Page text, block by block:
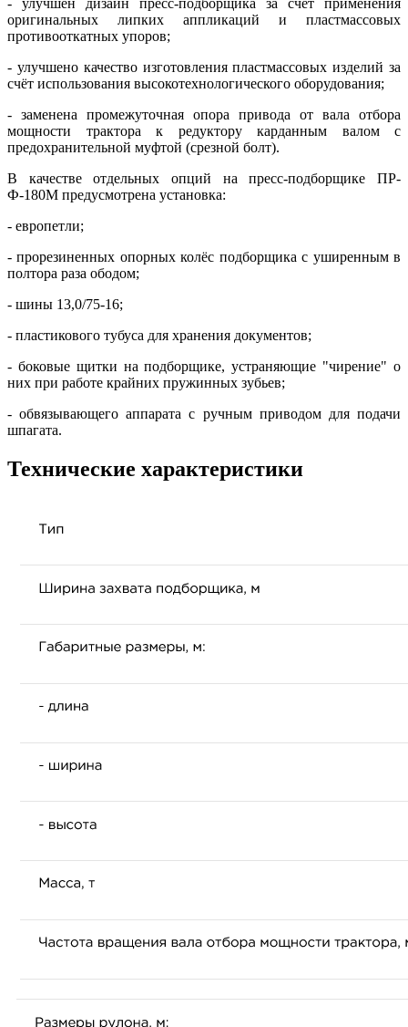
оригинальных липких аппликаций и пластмассовых
противооткатных упоров;
- улучшено качество изготовления пластмассовых изделий за
счёт использования высокотехнологического оборудования;
- заменена промежуточная опора привода от вала отбора
мощности трактора к редуктору карданным валом с
предохранительной муфтой (срезной болт).
В качестве отдельных опций на пресс-подборщике ПР-
Ф-180М предусмотрена установка:
- европетли;
- прорезиненных опорных колёс подборщика с уширенным в
полтора раза ободом;
- шины 13,0/75-16;
- пластикового тубуса для хранения документов;
- боковые щитки на подборщике, устраняющие "чирение" о
них при работе крайних пружинных зубьев;
- обвязывающего аппарата с ручным приводом для подачи
шпагата.
Технические характеристики